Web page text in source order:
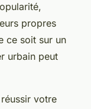
propres
ce soit sur un
urbain peut
votre